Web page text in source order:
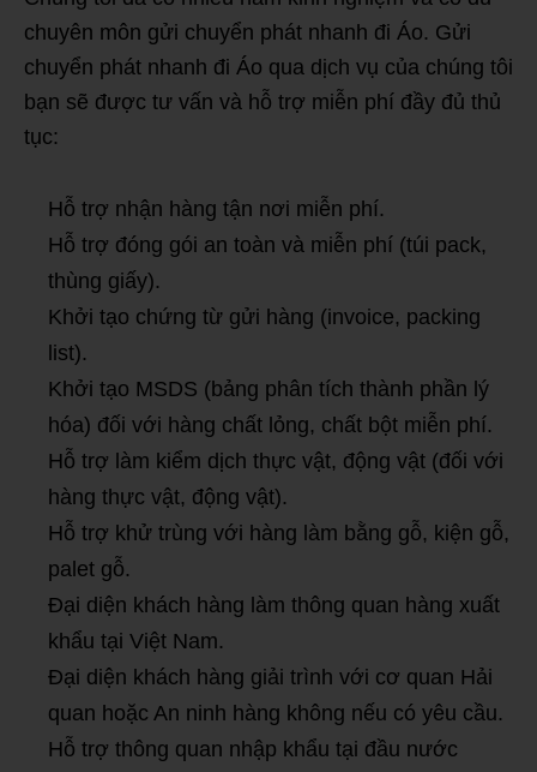
chuyên môn gửi chuyển phát nhanh đi Áo. Gửi
chuyển phát nhanh đi Áo qua dịch vụ của chúng tôi
bạn sẽ được tư vấn và hỗ trợ miễn phí đầy đủ thủ
tục:
Hỗ trợ nhận hàng tận nơi miễn phí.
Hỗ trợ đóng gói an toàn và miễn phí (túi pack,
thùng giấy).
Khởi tạo chứng từ gửi hàng (invoice, packing
list).
Khởi tạo MSDS (bảng phân tích thành phần lý
hóa) đối với hàng chất lỏng, chất bột miễn phí.
Hỗ trợ làm kiểm dịch thực vật, động vật (đối với
hàng thực vật, động vật).
Hỗ trợ khử trùng với hàng làm bằng gỗ, kiện gỗ,
palet gỗ.
Đại diện khách hàng làm thông quan hàng xuất
khẩu tại Việt Nam.
Đại diện khách hàng giải trình với cơ quan Hải
quan hoặc An ninh hàng không nếu có yêu cầu.
Hỗ trợ thông quan nhập khẩu tại đầu nước